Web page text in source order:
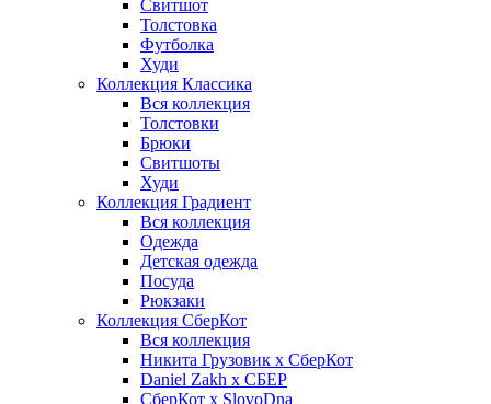
Свитшот
Толстовка
Футболка
Худи
Коллекция Классика
Вся коллекция
Толстовки
Брюки
Свитшоты
Худи
Коллекция Градиент
Вся коллекция
Одежда
Детская одежда
Посуда
Рюкзаки
Коллекция СберКот
Вся коллекция
Никита Грузовик х СберКот
Daniel Zakh x СБЕР
СберКот x SlovoDna